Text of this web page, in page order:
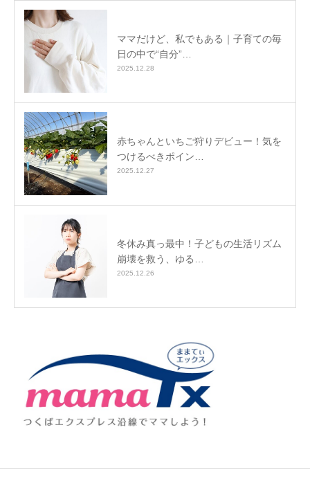
ママだけど、私でもある｜子育ての毎
日の中で“自分”…
2025.12.28
赤ちゃんといちご狩りデビュー！気を
つけるべきポイン…
2025.12.27
冬休み真っ最中！子どもの生活リズム
崩壊を救う、ゆる…
2025.12.26